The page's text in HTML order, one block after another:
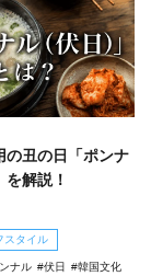
の丑の日「ポンナ
解説！
スタイル
ナル 伏日 韓国文化